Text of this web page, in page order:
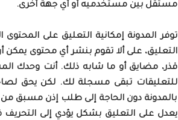
مستقل بين مستخدميه أو أي جهة أخرى.
توفر المدونة إمكانية التعليق على
التعليق، على ألا تقوم بنشر أي محتوى
قذر، مضايق أو ما شابه ذلك. أنت وحدك
للتعليقات تبقى مسجلة لك. لكن يحق
بالمدونة دون الحاجة إلى طلب إذن مسبق
يعدل على التعليق بشكل يؤدي إلى